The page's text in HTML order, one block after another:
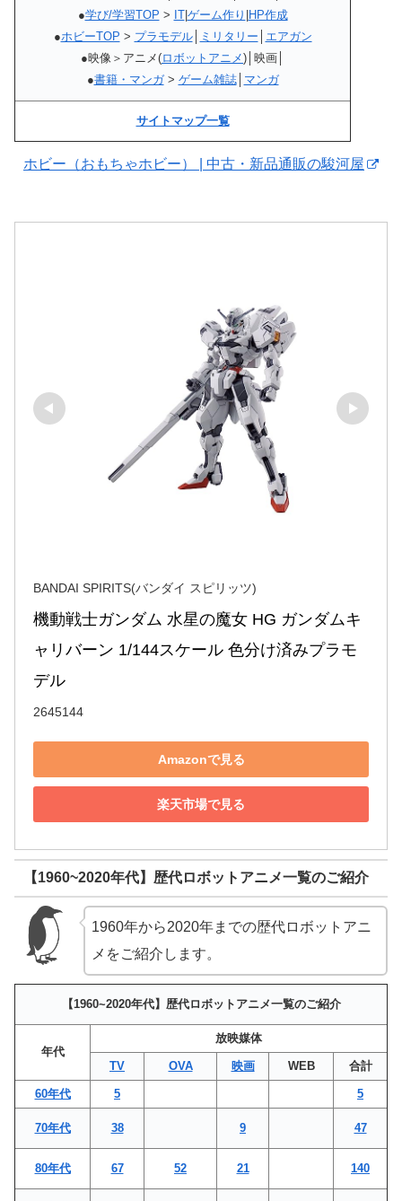
●学び/学習TOP > IT| ゲーム作り HP作成
●ホビーTOP > プラモデル│ ミリタリー
エアガン
●映像＞アニメ(ロボットアニメ)│映画│
●書籍・マンガ> ゲーム雑誌│ マンガ
サイトマップ一覧
ホビー（おもちゃホビー） | 中古・新品通販の駿河屋
BANDAI SPIRITS(バンダイ スピリッツ)
機動戦士ガンダム 水星の魔女 HG ガンダムキ
ャリバーン 1/144スケール 色分け済みプラモ
デル
2645144
Amazonで見る
楽天市場で見る
【1960~2020年代】歴代ロボットアニメ一覧のご紹介
1960年から2020年までの歴代ロボットアニ
メをご紹介します。
【1960~2020年代】歴代ロボットアニメ一覧のご紹介
年代
放映媒体
TV OVA 映画 WEB 合計
60年代 5 5
70年代 38 9 47
80年代 67 52 21 140